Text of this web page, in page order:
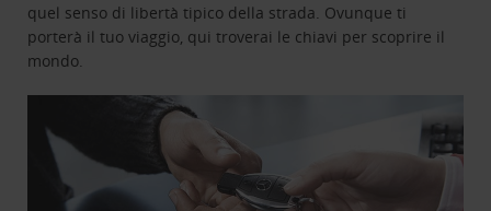
quel senso di libertà tipico della strada. Ovunque ti
porterà il tuo viaggio, qui troverai le chiavi per scoprire il
mondo.